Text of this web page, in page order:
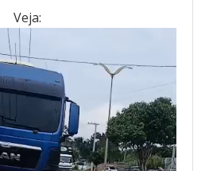
Veja:
Tocador
de
vídeo